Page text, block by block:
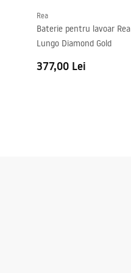
Rea
Baterie pentru lavoar Rea
Lungo Diamond Gold
377,00 Lei